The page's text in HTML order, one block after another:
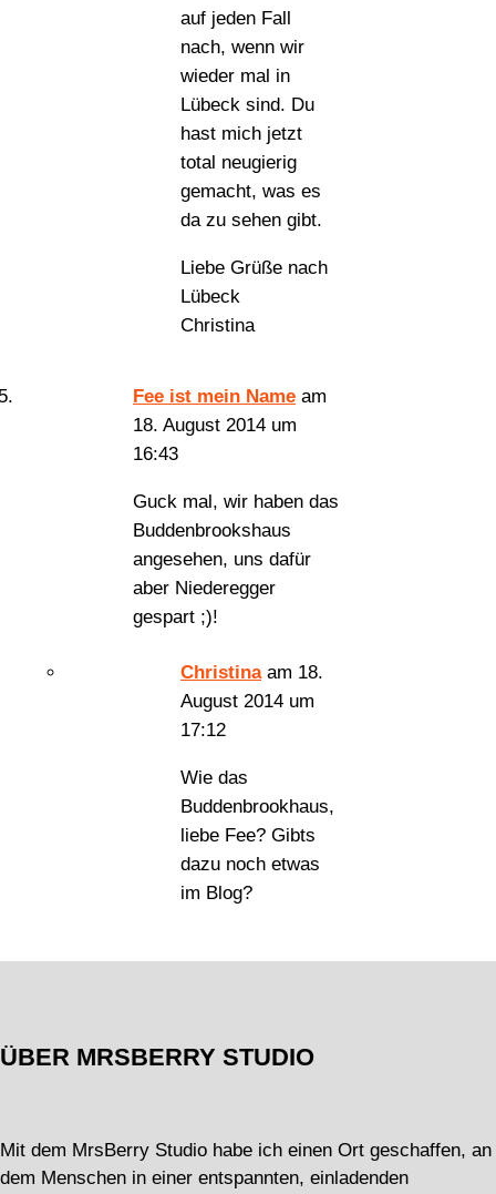
auf jeden Fall
nach, wenn wir
wieder mal in
Lübeck sind. Du
hast mich jetzt
total neugierig
gemacht, was es
da zu sehen gibt.
Liebe Grüße nach
Lübeck
Christina
Fee ist mein Name am
18. August 2014 um
16:43
Guck mal, wir haben das
Buddenbrookshaus
angesehen, uns dafür
aber Niederegger
gespart ;)!
Christina am 18.
August 2014 um
17:12
Wie das
Buddenbrookhaus,
liebe Fee? Gibts
dazu noch etwas
im Blog?
ÜBER MRSBERRY STUDIO
Mit dem MrsBerry Studio habe ich einen Ort geschaffen, an
dem Menschen in einer entspannten, einladenden